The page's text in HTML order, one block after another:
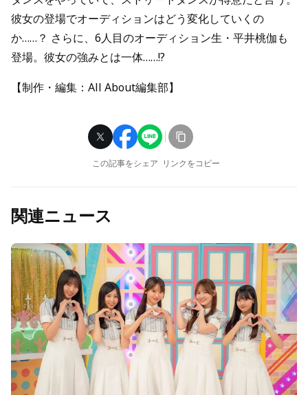
彼女の登場でオーディションはどう変化していくの
か……？ さらに、6人目のオーディション生・平井桃伽も
登場。彼女の強みとは一体……!?
【制作・編集：All About編集部】
この記事をシェア リンクをコピー
関連ニュース